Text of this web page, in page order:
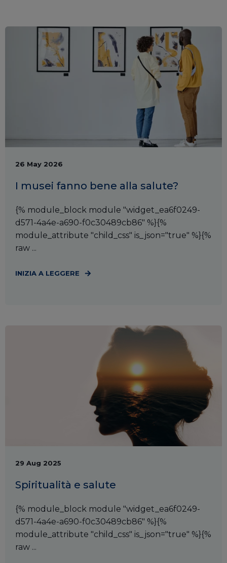
26 May 2026
I musei fanno bene alla salute?
{% module_block module "widget_ea6f0249-
d571-4a4e-a690-f0c30489cb86" %}{%
module_attribute "child_css" is_json="true" %}{%
raw ...
INIZIA A LEGGERE
29 Aug 2025
Spiritualità e salute
{% module_block module "widget_ea6f0249-
d571-4a4e-a690-f0c30489cb86" %}{%
module_attribute "child_css" is_json="true" %}{%
raw ...